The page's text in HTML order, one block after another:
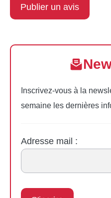
Inscrivez-vous à la
semaine les dernières
Adresse mail :